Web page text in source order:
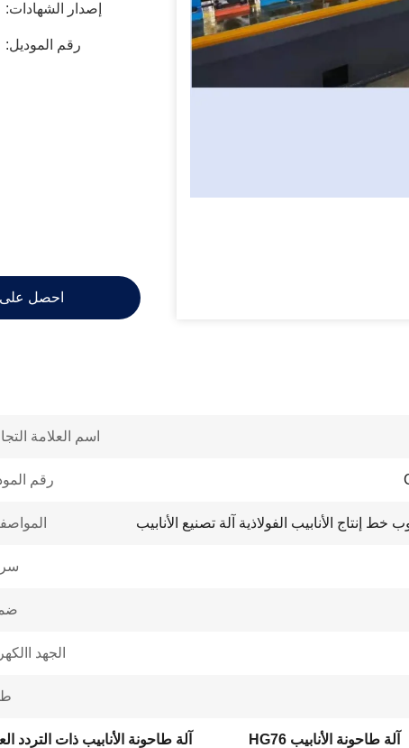
إصدار الشهادات:
رقم الموديل:
احصل
اسم العلامة
رقم
خط إنتاج الأنابيب الفولاذية آلة تصنيع الأنابيب
الجهد
آلة طاحونة الأنابيب HG76 آلة طاحونة الأنابيب ذات التردد